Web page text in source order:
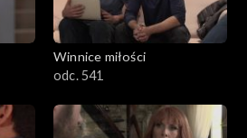
Winnice miłości
odc. 541